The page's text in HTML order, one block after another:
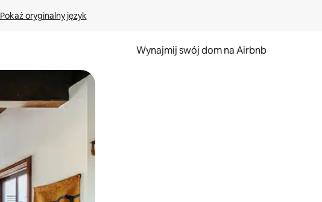
Pokaż oryginalny język
Wynajmij swój dom na Airbnb